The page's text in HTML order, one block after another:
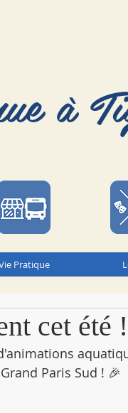
à
Pratique
cet
Paris Sud ! 🎉